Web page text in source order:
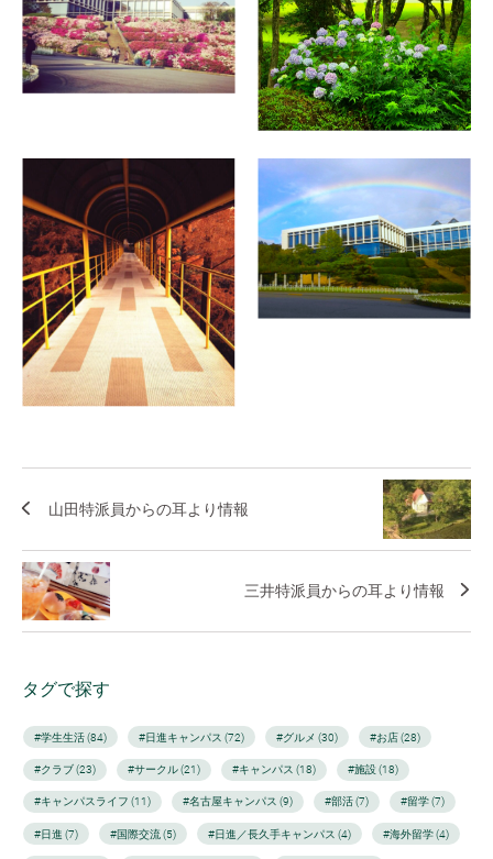
山田特派員からの耳より情報
三井特派員からの耳より情報
タグで探す
#学生生活 (84) #日進キャンパス (72) #グルメ (30) #お店 (28)
#クラブ (23) #サークル (21) #キャンパス (18) #施設 (18)
#キャンパスライフ (11) #名古屋キャンパス (9) #部活 (7) #留学 (7)
#日進 (7) #国際交流 (5) #日進／長久手キャンパス (4) #海外留学 (4)